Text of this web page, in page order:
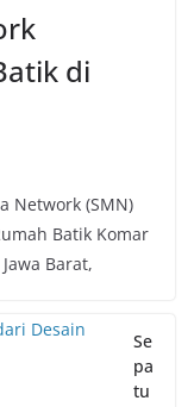
di
Network (SMN)
Batik Komar
Barat,
Se
pa
tu